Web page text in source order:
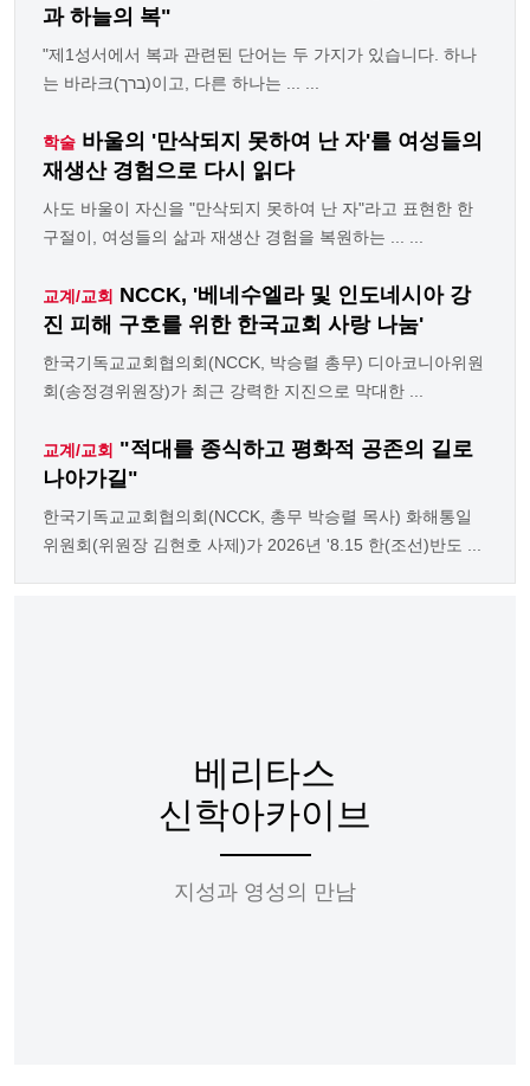
과 하늘의 복"
"제1성서에서 복과 관련된 단어는 두 가지가 있습니다. 하나
는 바라크(ברך)이고, 다른 하나는 ... ...
학술 바울의 '만삭되지 못하여 난 자'를 여성들의
재생산 경험으로 다시 읽다
사도 바울이 자신을 "만삭되지 못하여 난 자"라고 표현한 한
구절이, 여성들의 삶과 재생산 경험을 복원하는 ... ...
교계/교회 NCCK, '베네수엘라 및 인도네시아 강
진 피해 구호를 위한 한국교회 사랑 나눔'
한국기독교교회협의회(NCCK, 박승렬 총무) 디아코니아위원
회(송정경위원장)가 최근 강력한 지진으로 막대한 ...
교계/교회 "적대를 종식하고 평화적 공존의 길로
나아가길"
한국기독교교회협의회(NCCK, 총무 박승렬 목사) 화해통일
위원회(위원장 김현호 사제)가 2026년 '8.15 한(조선)반도 ...
베리타스
신학아카이브
지성과 영성의 만남